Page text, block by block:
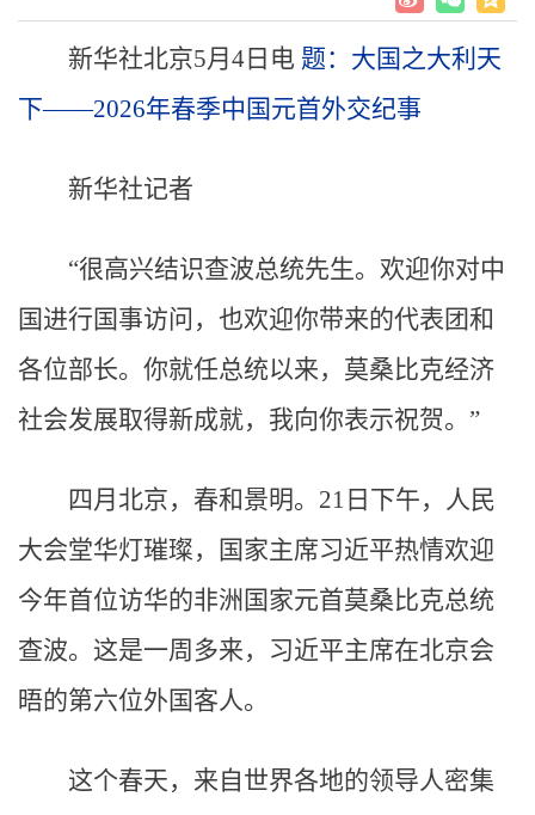
新华社北京5月4日电 题： 大国之大利天
下——2026年春季中国元首外交纪事
新华社记者
“很高兴结识查波总统先生。欢迎你对中
国进行国事访问，也欢迎你带来的代表团和
各位部长。你就任总统以来，莫桑比克经济
社会发展取得新成就，我向你表示祝贺。”
四月北京，春和景明。21日下午，人民
大会堂华灯璀璨，国家主席习近平热情欢迎
今年首位访华的非洲国家元首莫桑比克总统
查波。这是一周多来，习近平主席在北京会
晤的第六位外国客人。
这个春天，来自世界各地的领导人密集